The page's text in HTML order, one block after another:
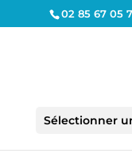
02 85 67 05
Sélectionner